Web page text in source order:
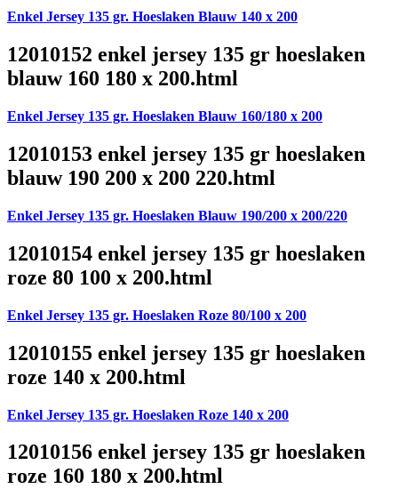
Enkel Jersey 135 gr. Hoeslaken Blauw 140 x 200
12010152 enkel jersey 135 gr hoeslaken
blauw 160 180 x 200.html
Enkel Jersey 135 gr. Hoeslaken Blauw 160/180 x 200
12010153 enkel jersey 135 gr hoeslaken
blauw 190 200 x 200 220.html
Enkel Jersey 135 gr. Hoeslaken Blauw 190/200 x 200/220
12010154 enkel jersey 135 gr hoeslaken
roze 80 100 x 200.html
Enkel Jersey 135 gr. Hoeslaken Roze 80/100 x 200
12010155 enkel jersey 135 gr hoeslaken
roze 140 x 200.html
Enkel Jersey 135 gr. Hoeslaken Roze 140 x 200
12010156 enkel jersey 135 gr hoeslaken
roze 160 180 x 200.html